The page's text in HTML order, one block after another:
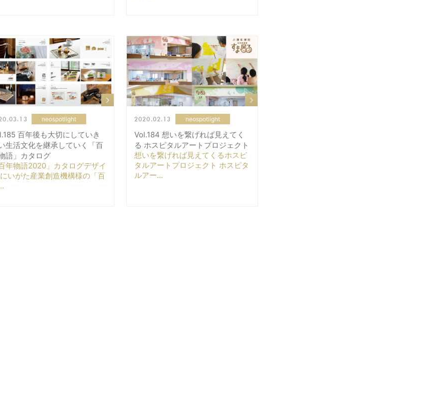
neospotlight
百年後も大切にしていき
生活文化を継承していく「百
語」カタログ
百年物語2020」カタログデザイ
いがた産業創造機構様の「百
2020.02.13 neospotlight
Vol.184 想いを繋げれば見えてく
る ホスピタルアートプロジェクト
想いを繋げれば見えてくるホスピ
タルアートプロジェクト ホスピタ
ルアー…